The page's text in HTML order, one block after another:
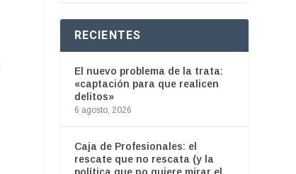
RECIENTES
El nuevo problema de la trata:
«captación para que realicen
delitos»
6 agosto, 2026
Caja de Profesionales: el
rescate que no rescata (y la